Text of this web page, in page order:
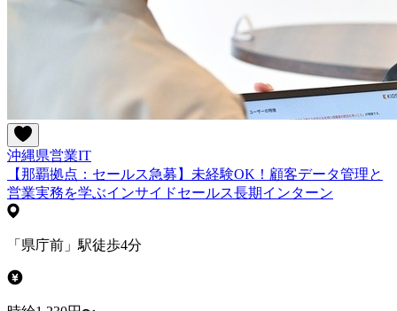
沖縄県営業IT
【那覇拠点：セールス急募】未経験OK！顧客データ管理と
営業実務を学ぶインサイドセールス長期インターン
「県庁前」駅徒歩4分